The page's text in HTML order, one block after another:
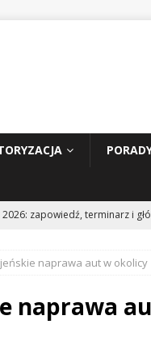
2026: zapowiedź, terminarz i
2: Tom Cruise wraca za
dużą aktualizację na
naprawa aut w okolicy
naprawa